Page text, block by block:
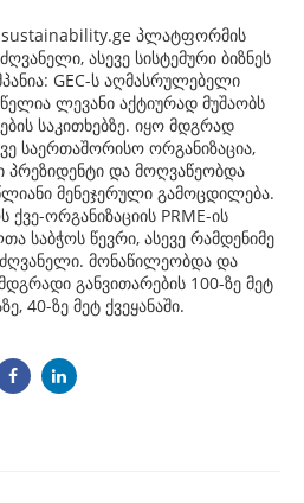
sustainability.ge პლატფორმის
ასევე სისტემური ბიზნეს
GEC-ს აღმასრულებელი
ლევანი აქტიურად მუშაობს
საკითხებზე. იყო მდგრად
საერთაშორისო ორგანიზაცია,
და მოღვაწეობდა
მენეჯერული გამოცდილება.
ორგანიზაციის PRME-ის
საბჭოს წევრი, ასევე რამდენიმე
მონაწილეობდა და
განვითარების 100-ზე მეტ
40-ზე მეტ ქვეყანაში.